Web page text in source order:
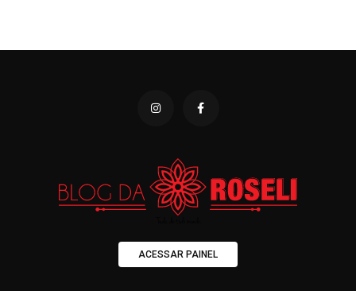
ACESSAR PAINEL